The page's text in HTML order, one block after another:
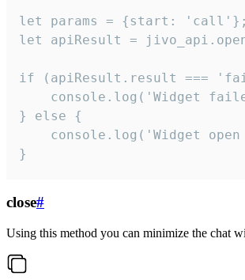
let params = {start: 'call'};
let apiResult =
if (apiResult.result ===
console.log('Widget
} else {
console.log('Widget
}
close#
Using this method you can minimize the chat